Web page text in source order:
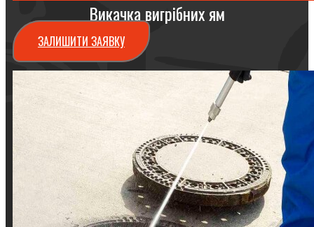
Викачка вигрібних ям
ЗАЛИШИТИ ЗАЯВКУ